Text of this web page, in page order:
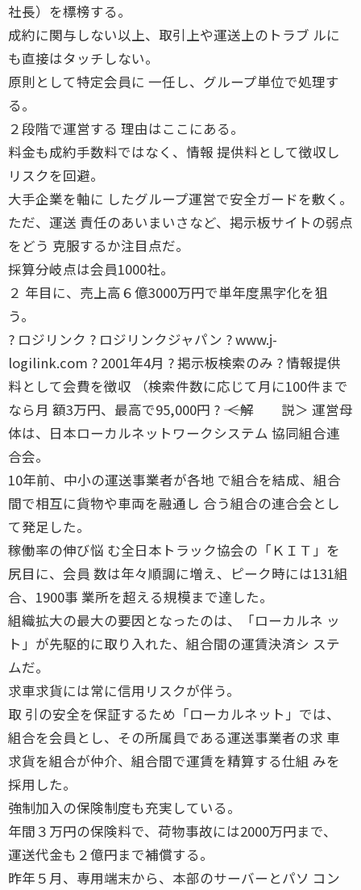
社長）を標榜する。
成約に関与しない以上、取引上や運送上のトラブ ルに
も直接はタッチしない。
原則として特定会員に 一任し、グループ単位で処理す
る。
２段階で運営する 理由はここにある。
料金も成約手数料ではなく、情報 提供料として徴収し
リスクを回避。
大手企業を軸に したグループ運営で安全ガードを敷く。
ただ、運送 責任のあいまいさなど、掲示板サイトの弱点
をどう 克服するか注目点だ。
採算分岐点は会員1000社。
２ 年目に、売上高６億3000万円で単年度黒字化を狙
う。
? ロジリンク ? ロジリンクジャパン ? www.j-
logilink.com ? 2001年4月 ? 掲示板検索のみ ? 情報提供
料として会費を徴収 （検索件数に応じて月に100件まで
なら月 額3万円、最高で95,000円 ? ―― ＜解 説＞ 運営母
体は、日本ローカルネットワークシステム 協同組合連
合会。
10年前、中小の運送事業者が各地 で組合を結成、組合
間で相互に貨物や車両を融通し 合う組合の連合会とし
て発足した。
稼働率の伸び悩 む全日本トラック協会の「ＫＩＴ」を
尻目に、会員 数は年々順調に増え、ピーク時には131組
合、1900事 業所を超える規模まで達した。
組織拡大の最大の要因となったのは、「ローカルネ ッ
ト」が先駆的に取り入れた、組合間の運賃決済シ ステ
ムだ。
求車求貨には常に信用リスクが伴う。
取 引の安全を保証するため「ローカルネット」では、
組合を会員とし、その所属員である運送事業者の求 車
求貨を組合が仲介、組合間で運賃を精算する仕組 みを
採用した。
強制加入の保険制度も充実している。
年間３万円の保険料で、荷物事故には2000万円まで、
運送代金も２億円まで補償する。
昨年５月、専用端末から、本部のサーバーとパソ コン